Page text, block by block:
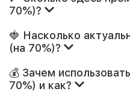
70%)?
🍓 Насколько
(на 70%)?
💰 Зачем
70%) и как?